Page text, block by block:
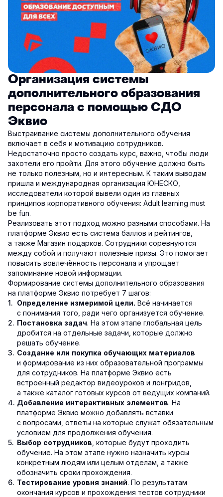
Организация системы
дополнительного образования
персонала с помощью СДО
Эквио
Выстраивание системы дополнительного обучения
включает в себя и мотивацию сотрудников.
Недостаточно просто создать курс, важно, чтобы люди
захотели его пройти. Для этого обучение должно быть
не только полезным, но и интересным. К таким выводам
пришла и международная организация ЮНЕСКО,
исследователи которой вывели один из главных
принципов корпоративного обучения: Adult learning must
be fun.
Реализовать этот подход можно разными способами. На
платформе Эквио есть система баллов и рейтингов,
а также Магазин подарков. Сотрудники соревнуются
между собой и получают полезные призы. Это помогает
повысить вовлечённость персонала и упрощает
запоминание новой информации.
Формирование системы дополнительного образования
на платформе Эквио потребует 7 шагов:
Определение измеримой цели. Всё начинается
с понимания того, ради чего организуется обучение.
Постановка задач. На этом этапе глобальная цель
дробится на отдельные задачи, которые должно
решать обучение.
Создание или покупка обучающих материалов
и формирование из них образовательной программы
для сотрудников. На платформе Эквио есть
встроенный редактор видеоуроков и лонгридов,
а также каталог готовых курсов от ведущих компаний.
Добавление интерактивных элементов. На
платформе Эквио можно добавлять вставки
с вопросами, ответы на которые служат обязательным
условием для продолжения обучения.
Выбор сотрудников , которые будут проходить
обучение. На этом этапе нужно назначить курсы
конкретным людям или целым отделам, а также
обозначить сроки прохождения.
Тестирование уровня знаний. По результатам
окончания курсов и прохождения тестов сотрудники